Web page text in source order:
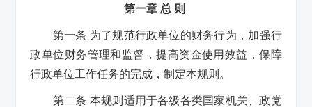
第一章 总 则
第一条 为了规范行政单位的财务行为，加强行
政单位财务管理和监督，提高资金使用效益，保障
行政单位工作任务的完成，制定本规则。
第二条 本规则适用于各级各类国家机关、政党